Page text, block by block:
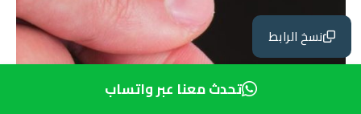
نسخ الرابط
تحدث معنا عبر واتساب